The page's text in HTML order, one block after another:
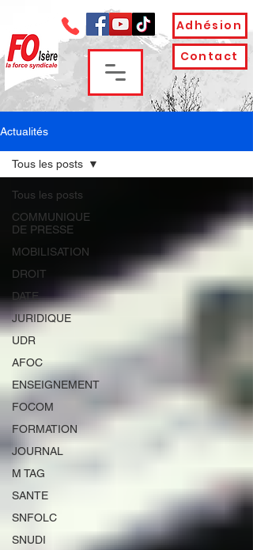
Adhésion
Contact
Actualités
Tous les posts
COMMUNIQUE
DE PRESSE
MOBILISATION
DROIT
DATE
JURIDIQUE
UDR
AFOC
ENSEIGNEMENT
FOCOM
FORMATION
JOURNAL
M TAG
SANTE
SNFOLC
SNUDI
Tous les posts